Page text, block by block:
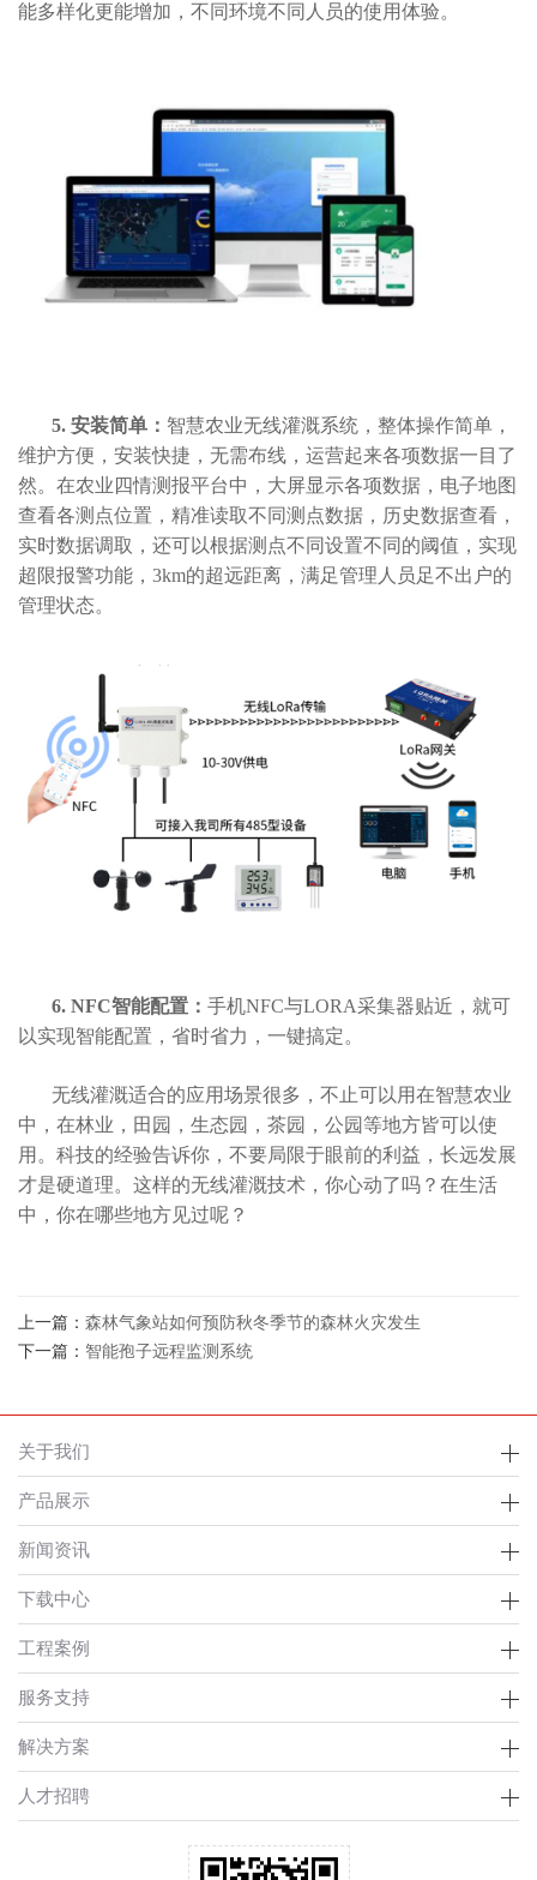
能多样化更能增加，不同环境不同人员的使用体验。
5. 安装简单： 智慧农业无线灌溉系统，整体操作简单，
维护方便，安装快捷，无需布线，运营起来各项数据一目了
然。在农业四情测报平台中，大屏显示各项数据，电子地图
查看各测点位置，精准读取不同测点数据，历史数据查看，
实时数据调取，还可以根据测点不同设置不同的阈值，实现
超限报警功能，3km的超远距离，满足管理人员足不出户的
管理状态。
6. NFC智能配置： 手机NFC与LORA采集器贴近，就可
以实现智能配置，省时省力，一键搞定。
无线灌溉适合的应用场景很多，不止可以用在智慧农业
中，在林业，田园，生态园，茶园，公园等地方皆可以使
用。科技的经验告诉你，不要局限于眼前的利益，长远发展
才是硬道理。这样的无线灌溉技术，你心动了吗？在生活
中，你在哪些地方见过呢？
上一篇： 森林气象站如何预防秋冬季节的森林火灾发生
下一篇： 智能孢子远程监测系统
关于我们
产品展示
新闻资讯
下载中心
工程案例
服务支持
解决方案
人才招聘